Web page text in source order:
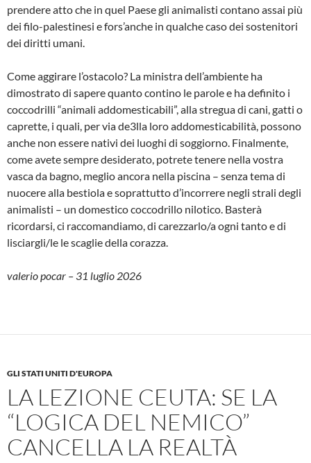
prendere atto che in quel Paese gli animalisti contano assai più
dei filo-palestinesi e fors’anche in qualche caso dei sostenitori
dei diritti umani.
Come aggirare l’ostacolo? La ministra dell’ambiente ha
dimostrato di sapere quanto contino le parole e ha definito i
coccodrilli “animali addomesticabili”, alla stregua di cani, gatti o
caprette, i quali, per via de3lla loro addomesticabilità, possono
anche non essere nativi dei luoghi di soggiorno. Finalmente,
come avete sempre desiderato, potrete tenere nella vostra
vasca da bagno, meglio ancora nella piscina – senza tema di
nuocere alla bestiola e soprattutto d’incorrere negli strali degli
animalisti – un domestico coccodrillo nilotico. Basterà
ricordarsi, ci raccomandiamo, di carezzarlo/a ogni tanto e di
lisciargli/le le scaglie della corazza.
valerio pocar – 31 luglio 2026
GLI STATI UNITI D'EUROPA
LA LEZIONE CEUTA: SE LA
“LOGICA DEL NEMICO”
CANCELLA LA REALTÀ